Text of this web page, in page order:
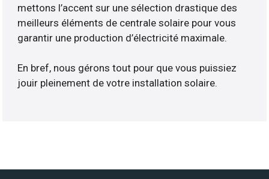
mettons l’accent sur une sélection drastique des
meilleurs éléments de centrale solaire pour vous
garantir une production d’électricité maximale.
En bref, nous gérons tout pour que vous puissiez
jouir pleinement de votre installation solaire.